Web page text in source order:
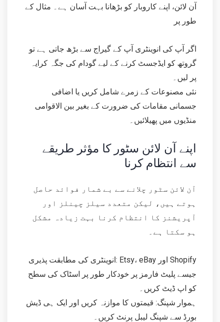
آن لائن، اپنے کاروبار کو بڑھانا بہت آسان ہے۔ مثال کے
طور پر
اگر آپ کی انوینٹری آپ کے گیراج سے بڑھ جاتی ہے تو
گروتھ کو ایڈجسٹ کرنے کے لیے گودام کی جگہ کرایہ
پر لیں۔
نئی مصنوعات کے زمرے شامل کریں یا اضافی
جسمانی مقامات کی ضرورت کے بغیر بین الاقوامی
منڈیوں میں پھیلائیں۔
اپنے آن لائن سٹور کا مؤثر طریقے
سے انتظام کرنا
آن لائن سٹور چلانے سے بے شمار فوائد حاصل
ہوتے ہیں، لیکن متعدد سیلز چینلز اور
آپریشنز کا انتظام کرنا بہت زیادہ مشکل
ہو سکتا ہے۔
انوینٹری کی مطابقت پذیری: Etsy، eBay اور Shopify
جیسے پلیٹ فارمز پر خودکار طور پر اسٹاک کی سطح
کو اپ ڈیٹ کریں۔
ہموار شپنگ: قیمتوں کا موازنہ کریں اور ایک ہی ڈیش
بورڈ سے شپنگ لیبل پرنٹ کریں۔